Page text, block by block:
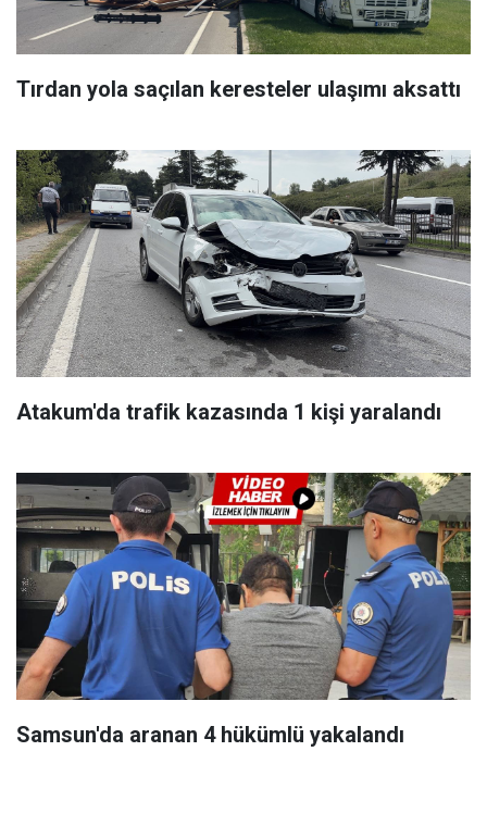
Tırdan yola saçılan keresteler ulaşımı aksattı
Atakum'da trafik kazasında 1 kişi yaralandı
Samsun'da aranan 4 hükümlü yakalandı